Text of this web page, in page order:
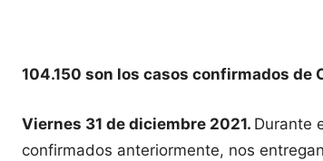
104.150 son los casos confirmados de
Viernes 31 de diciembre 2021. Durante
confirmados anteriormente, nos